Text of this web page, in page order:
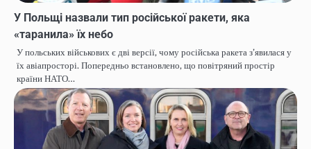
У Польщі назвали тип російської ракети, яка
«таранила» їх небо
У польських військових є дві версії, чому російська ракета з’явилася у
їх авіапросторі. Попередньо встановлено, що повітряний простір
країни НАТО…